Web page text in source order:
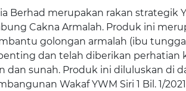
Berhad merupakan rakan strategik
Cakna Armalah. Produk ini
golongan armalah (ibu
dan telah diberikan perhatian
dan sunah. Produk ini diluluskan di
Wakaf YWM Siri 1 Bil. 1/